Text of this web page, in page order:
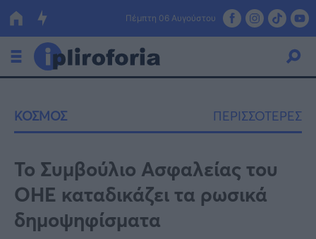
Πέμπτη 06 Αυγούστου
Οικονομία
Πολιτική
Τράπεζες
Επιδοτήσεις
Κόσμος
ΚΟΣΜΟΣ ΠΕΡΙΣΣΟΤΕΡΕΣ
Το Συμβούλιο Ασφαλείας του
ΟΗΕ καταδικάζει τα ρωσικά
δημοψηφίσματα